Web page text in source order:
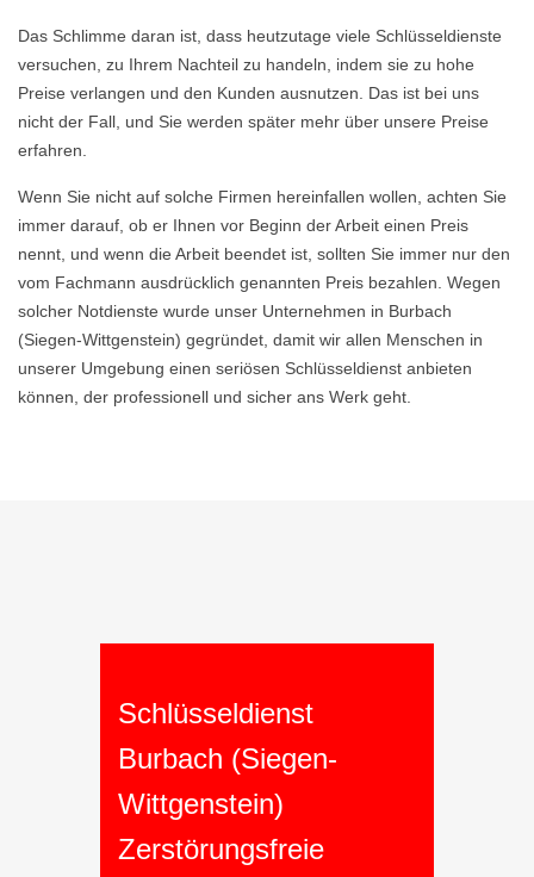
Das Schlimme daran ist, dass heutzutage viele Schlüsseldienste
versuchen, zu Ihrem Nachteil zu handeln, indem sie zu hohe
Preise verlangen und den Kunden ausnutzen. Das ist bei uns
nicht der Fall, und Sie werden später mehr über unsere Preise
erfahren.
Wenn Sie nicht auf solche Firmen hereinfallen wollen, achten Sie
immer darauf, ob er Ihnen vor Beginn der Arbeit einen Preis
nennt, und wenn die Arbeit beendet ist, sollten Sie immer nur den
vom Fachmann ausdrücklich genannten Preis bezahlen. Wegen
solcher Notdienste wurde unser Unternehmen in Burbach
(Siegen-Wittgenstein) gegründet, damit wir allen Menschen in
unserer Umgebung einen seriösen Schlüsseldienst anbieten
können, der professionell und sicher ans Werk geht.
Schlüsseldienst
Burbach (Siegen-
Wittgenstein)
Zerstörungsfreie